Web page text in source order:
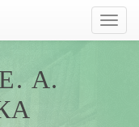
А.